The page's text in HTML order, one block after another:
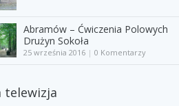
Abramów – Ćwiczenia Polowych
Drużyn Sokoła
25 września 2016 | 0 Komentarzy
telewizja